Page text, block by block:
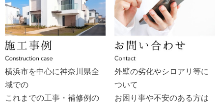
横浜市を中心に神奈川県全
域での
これまでの工事・補修例の
外壁の劣化やシロアリ等に
ついて
お困り事や不安のある方は